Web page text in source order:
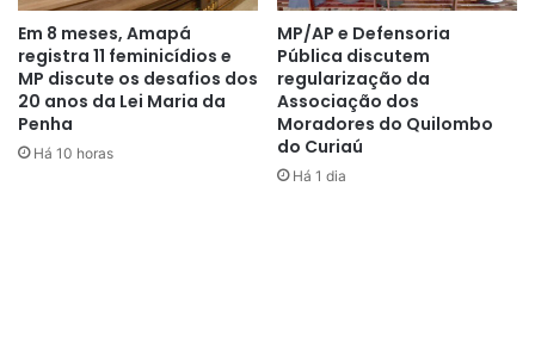
que moram aqui”
, disse o vice-
governador.
Em 8 meses, Amapá
registra 11 feminicídios e
MP discute os desafios dos
20 anos da Lei Maria da
Penha
Há 10 horas
MP/AP e Defensoria
Pública discutem
regularização da
Associação dos
Moradores do Quilombo
do Curiaú
Há 1 dia